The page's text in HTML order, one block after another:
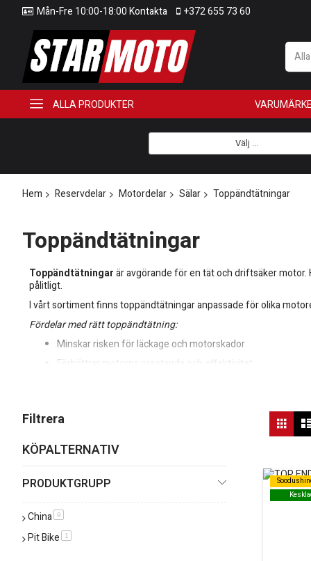
Mån-Fre 10:00-18:00 Kontakta +372 655 73 60
ALLA PRODUKTER
Välj ...
Hem Reservdelar Motordelar Sälar Toppändtätningar
Toppändtätningar
Toppändtätningarär avgörande för en tät och driftsäker
pålitligt.
I vårt sortiment finns toppändtätningar anpassade för olika
Fördelar med rätt toppändtätning:
Minskar risken för läckage och motorskador
Förbättrar motorns prestanda och effektivitet
Behöver du hjälp att välja rätt del bland våra motordelar och
Visa
som
Rutnät
Filtrera
KÖPALTERNATIV
PRODUKTGRUPP
China 9produkt
Pit Bike 1